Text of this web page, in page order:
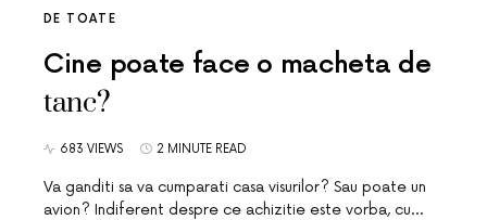
DE TOATE
Cine poate face o macheta de
tanc?
683 VIEWS 2 MINUTE READ
Va ganditi sa va cumparati casa visurilor? Sau poate un
avion? Indiferent despre ce achizitie este vorba, cu…